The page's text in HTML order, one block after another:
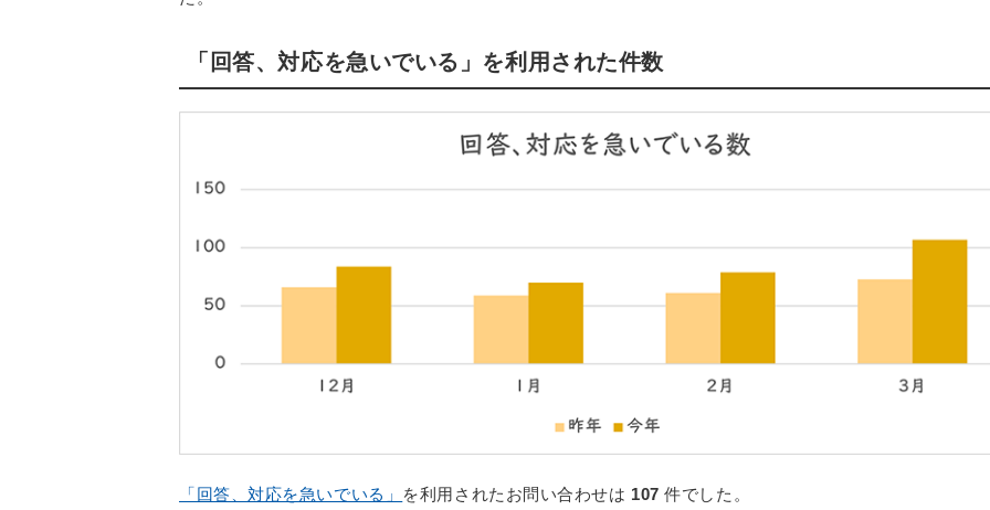
「回答、対応を急いでいる」を利用された件数
「回答、対応を急いでいる」 を利用されたお問い合わせは 107 件でした。